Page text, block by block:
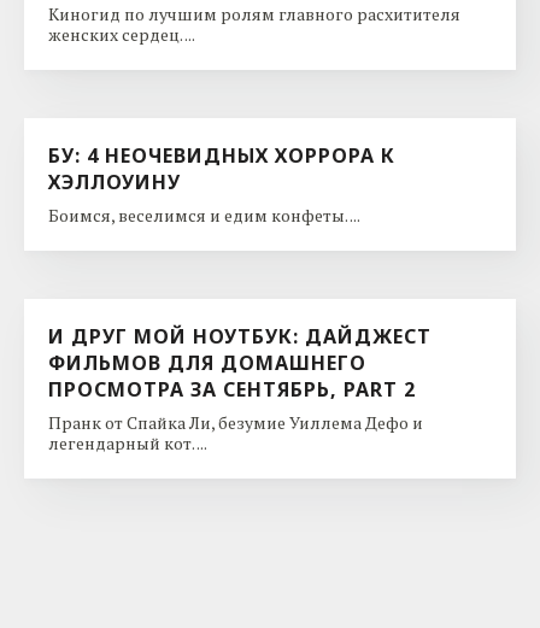
Киногид по лучшим ролям главного расхитителя
женских сердец. ...
БУ: 4 НЕОЧЕВИДНЫХ ХОРРОРА К
ХЭЛЛОУИНУ
Боимся, веселимся и едим конфеты. ...
И ДРУГ МОЙ НОУТБУК: ДАЙДЖЕСТ
ФИЛЬМОВ ДЛЯ ДОМАШНЕГО
ПРОСМОТРА ЗА СЕНТЯБРЬ, PART 2
Пранк от Спайка Ли, безумие Уиллема Дефо и
легендарный кот. ...